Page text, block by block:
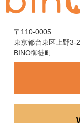
〒110-0005
東京都台東区上野3-
BINO御徒町